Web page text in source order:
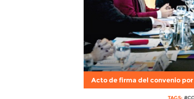
Acto de firma del convenio